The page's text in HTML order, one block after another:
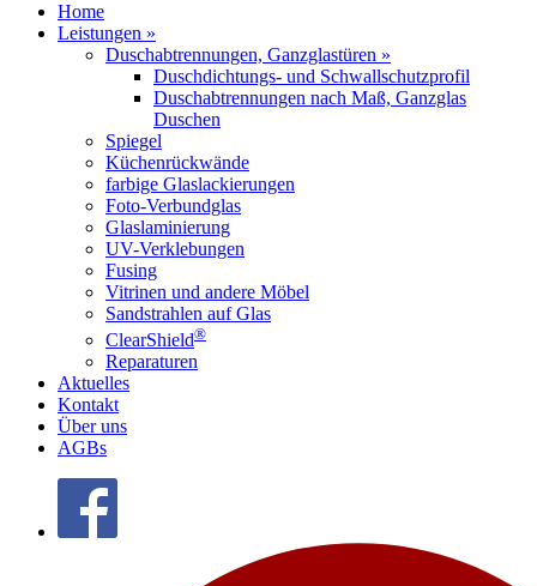
Home
Leistungen »
Duschabtrennungen, Ganzglastüren »
Duschdichtungs- und Schwallschutzprofil
Duschabtrennungen nach Maß, Ganzglas
Duschen
Spiegel
Küchenrückwände
farbige Glaslackierungen
Foto-Verbundglas
Glaslaminierung
UV-Verklebungen
Fusing
Vitrinen und andere Möbel
Sandstrahlen auf Glas
ClearShield®
Reparaturen
Aktuelles
Kontakt
Über uns
AGBs